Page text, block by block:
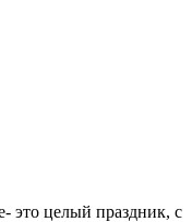
это целый праздник, с